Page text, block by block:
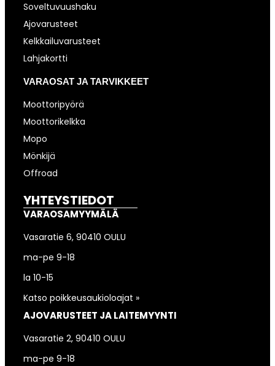
Soveltuvuushaku
Ajovarusteet
Kelkkailuvarusteet
Lahjakortti
VARAOSAT JA TARVIKKEET
Moottoripyörä
Moottorikelkka
Mopo
Mönkijä
Offroad
YHTEYSTIEDOT
VARAOSAMYYMÄLÄ
Vasaratie 6, 90410 OULU
ma-pe 9-18
la 10-15
Katso poikkeusaukioloajat »
AJOVARUSTEET JA LAITEMYYNTI
Vasaratie 2, 90410 OULU
ma-pe 9-18